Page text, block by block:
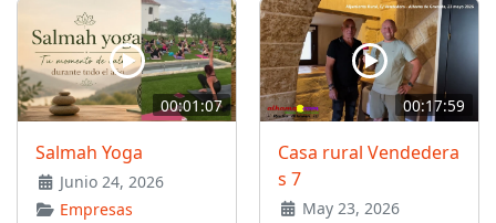
00:01:07
Salmah Yoga
Junio 24, 2026
Empresas
00:17:59
Casa rural Vendedera
s 7
May 23, 2026